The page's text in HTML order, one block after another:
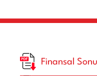
Finansal